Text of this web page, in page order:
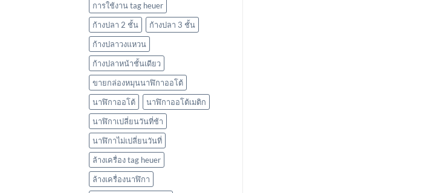
การใช้งาน tag heuer
ก้างปลา 2 ชั้น
ก้างปลา 3 ชั้น
ก้างปลาวงแหวน
ก้างปลาหน้าชั้นเดียว
ขายกล่องหมุนนาฬิกาออโต้
นาฬิกาออโต้
นาฬิกาออโต้เมติก
นาฬิกาเปลี่ยนวันที่ช้า
นาฬิกาไม่เปลี่ยนวันที่
ล้างเครื่อง tag heuer
ล้างเครื่องนาฬิกา